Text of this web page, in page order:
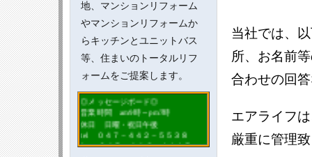
地、マンションリフォーム
やマンションリフォームか
らキッチンとユニットバス
等、住まいのトータルリフ
ォームをご提案します。
◎メッセージボード◎
営業時間 am9時～pm7時
休日 日曜・祝日午後
tel ０４７－４４２－５５３８
fax ０４７－４４３－１１１７
当社では、
所、お名前
合わせの回
エアライフ
厳重に管理